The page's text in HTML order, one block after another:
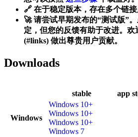
🔗 在于稳定版本，存在多个链接
🚀 请尝试早期发布的“测试版”
定，但您的反馈有助于改进。
(#links) 做出尊贵用户贡献。
Downloads
stable app
Windows
Windows 10+
Windows 10+
Windows 10+
Windows 7